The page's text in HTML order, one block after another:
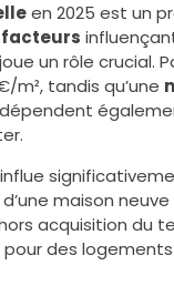
en 2025 est un
facteurs
joue un rôle crucial.
m², tandis qu’une
d’une maison
acquisition du
pour des